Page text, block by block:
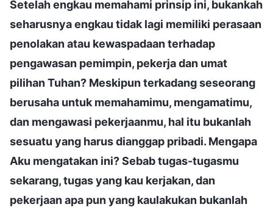
Setelah engkau memahami prinsip ini, bukankah
seharusnya engkau tidak lagi memiliki perasaan
penolakan atau kewaspadaan terhadap
pengawasan pemimpin, pekerja dan umat
pilihan Tuhan? Meskipun terkadang seseorang
berusaha untuk memahamimu, mengamatimu,
dan mengawasi pekerjaanmu, hal itu bukanlah
sesuatu yang harus dianggap pribadi. Mengapa
Aku mengatakan ini? Sebab tugas-tugasmu
sekarang, tugas yang kau kerjakan, dan
pekerjaan apa pun yang kaulakukan bukanlah